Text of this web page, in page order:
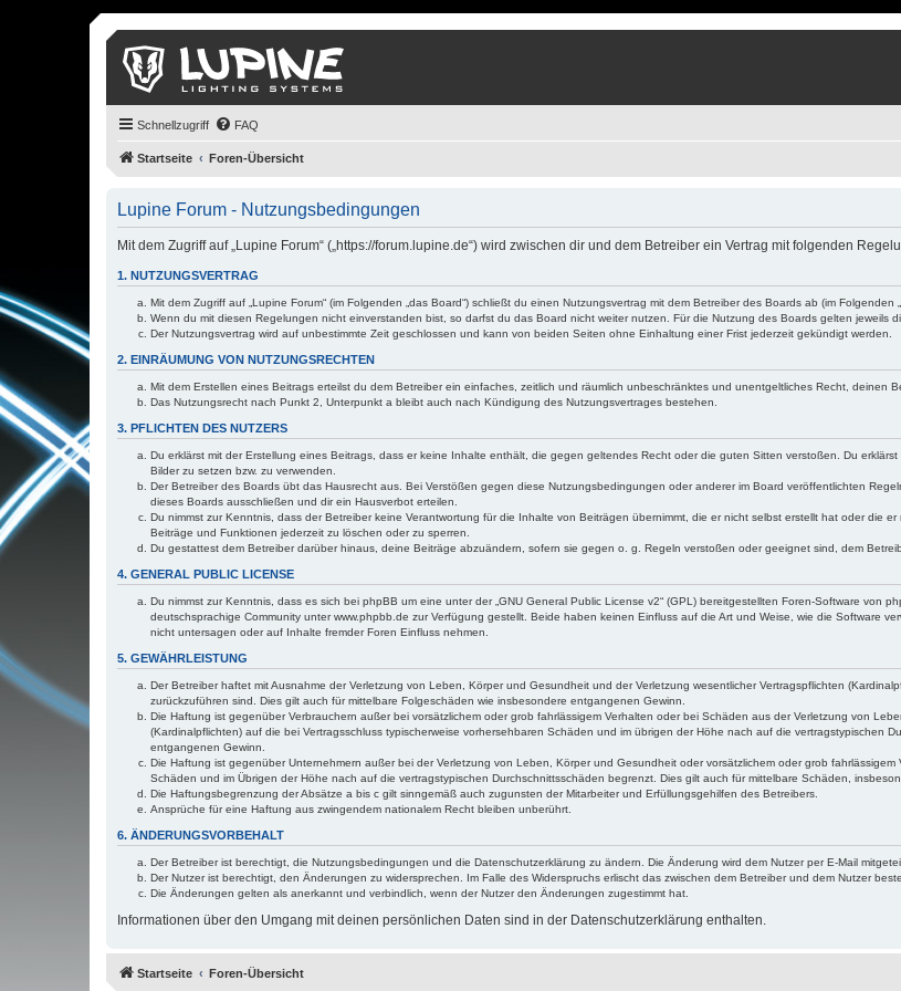
Schnellzugriff FAQ
Startseite Foren-Übersicht
Lupine Forum - Nutzungsbedingungen
Mit dem Zugriff auf „Lupine Forum“ („https://forum.lupine.de“) wird zwischen dir und dem Betreiber ein Vertrag mit folgenden
1. NUTZUNGSVERTRAG
Mit dem Zugriff auf „Lupine Forum“ (im Folgenden „das Board“) schließt du einen Nutzungsvertrag mit dem Betreiber des Boards ab (im
Wenn du mit diesen Regelungen nicht einverstanden bist, so darfst du das Board nicht weiter nutzen. Für die Nutzung des Boards gelten jeweils
Der Nutzungsvertrag wird auf unbestimmte Zeit geschlossen und kann von beiden Seiten ohne Einhaltung einer Frist jederzeit gekündigt werden.
2. EINRÄUMUNG VON NUTZUNGSRECHTEN
Mit dem Erstellen eines Beitrags erteilst du dem Betreiber ein einfaches, zeitlich und räumlich unbeschränktes und unentgeltliches Recht, deinen
Das Nutzungsrecht nach Punkt 2, Unterpunkt a bleibt auch nach Kündigung des Nutzungsvertrages bestehen.
3. PFLICHTEN DES NUTZERS
Du erklärst mit der Erstellung eines Beitrags, dass er keine Inhalte enthält, die gegen geltendes Recht oder die guten Sitten verstoßen. Du
Bilder zu setzen bzw. zu verwenden.
Der Betreiber des Boards übt das Hausrecht aus. Bei Verstößen gegen diese Nutzungsbedingungen oder anderer im Board veröffentlichten
dieses Boards ausschließen und dir ein Hausverbot erteilen.
Du nimmst zur Kenntnis, dass der Betreiber keine Verantwortung für die Inhalte von Beiträgen übernimmt, die er nicht selbst erstellt hat oder die
Beiträge und Funktionen jederzeit zu löschen oder zu sperren.
Du gestattest dem Betreiber darüber hinaus, deine Beiträge abzuändern, sofern sie gegen o. g. Regeln verstoßen oder geeignet sind, dem
4. GENERAL PUBLIC LICENSE
Du nimmst zur Kenntnis, dass es sich bei phpBB um eine unter der „ GNU General Public License v2“ (GPL) bereitgestellten Foren-Software von
deutschsprachige Community unter www.phpbb.de zur Verfügung gestellt. Beide haben keinen Einfluss auf die Art und Weise, wie die Software
nicht untersagen oder auf Inhalte fremder Foren Einfluss nehmen.
5. GEWÄHRLEISTUNG
Der Betreiber haftet mit Ausnahme der Verletzung von Leben, Körper und Gesundheit und der Verletzung wesentlicher Vertragspflichten
zurückzuführen sind. Dies gilt auch für mittelbare Folgeschäden wie insbesondere entgangenen Gewinn.
Die Haftung ist gegenüber Verbrauchern außer bei vorsätzlichem oder grob fahrlässigem Verhalten oder bei Schäden aus der Verletzung von
(Kardinalpflichten) auf die bei Vertragsschluss typischerweise vorhersehbaren Schäden und im übrigen der Höhe nach auf die vertragstypischen
entgangenen Gewinn.
Die Haftung ist gegenüber Unternehmern außer bei der Verletzung von Leben, Körper und Gesundheit oder vorsätzlichem oder grob
Schäden und im Übrigen der Höhe nach auf die vertragstypischen Durchschnittsschäden begrenzt. Dies gilt auch für mittelbare Schäden,
Die Haftungsbegrenzung der Absätze a bis c gilt sinngemäß auch zugunsten der Mitarbeiter und Erfüllungsgehilfen des Betreibers.
Ansprüche für eine Haftung aus zwingendem nationalem Recht bleiben unberührt.
6. ÄNDERUNGSVORBEHALT
Der Betreiber ist berechtigt, die Nutzungsbedingungen und die Datenschutzerklärung zu ändern. Die Änderung wird dem Nutzer per E-Mail
Der Nutzer ist berechtigt, den Änderungen zu widersprechen. Im Falle des Widerspruchs erlischt das zwischen dem Betreiber und dem Nutzer
Die Änderungen gelten als anerkannt und verbindlich, wenn der Nutzer den Änderungen zugestimmt hat.
Informationen über den Umgang mit deinen persönlichen Daten sind in der Datenschutzerklärung enthalten.
Startseite Foren-Übersicht